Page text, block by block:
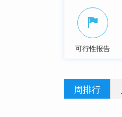
可行性报告
周排行